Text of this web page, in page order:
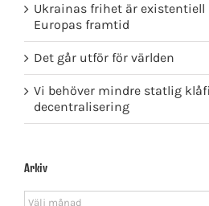
Ukrainas frihet är existentiell
Europas framtid
Det går utför för världen
Vi behöver mindre statlig
decentralisering
Arkiv
Arkiv